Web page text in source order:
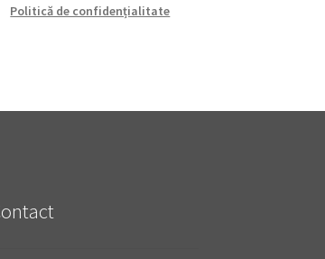
Politică de confidențialitate